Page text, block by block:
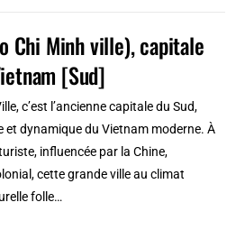
parcours
Chi Minh ville), capitale
[Sud]
c’est l’ancienne capitale du Sud,
et dynamique du Vietnam moderne. À
influencée par la Chine,
cette grande ville au climat
folle…